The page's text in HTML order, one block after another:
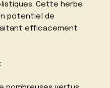
Cette herbe
potentiel de
efficacement